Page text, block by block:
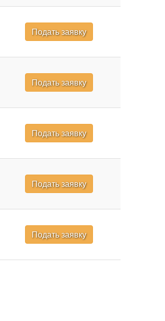
Подать заявку
Подать заявку
Подать заявку
Подать заявку
Подать заявку